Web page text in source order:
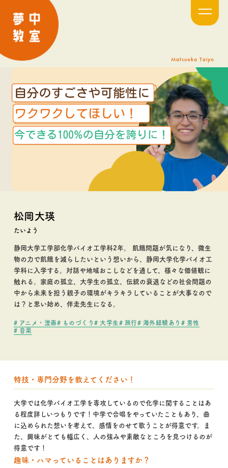
Matsuoka Taiyo
松岡大瑛
たいよう
静岡大学工学部化学バイオ工学科2年。 飢餓問題が気になり、微生
物の力で飢餓を減らしたいという想いから、静岡大学化学バイオ工
学科に入学する。対話や地域おこしなどを通して、様々な価値観に
触れる。家庭の孤立、大学生の孤立、伝統の衰退などの社会問題の
中から未来を担う親子の環境がキラキラしていることが大事なので
は？と思い始め、伴走先生になる。
# アニメ・漫画# ものづくり# 大学生# 旅行# 海外経験あり # 男性
# 音楽
特技・専門分野を教えてください！
大学では化学バイオ工学を専攻しているので化学に関することはあ
る程度詳しいつもりです！中学で合唱をやっていたこともあり、曲
に込められた想いを考えて、感情をのせて歌うことが得意です。ま
た、興味がとても幅広く、人の強みや素敵なところを見つけるのが
得意です！
趣味・ハマっていることはありますか？